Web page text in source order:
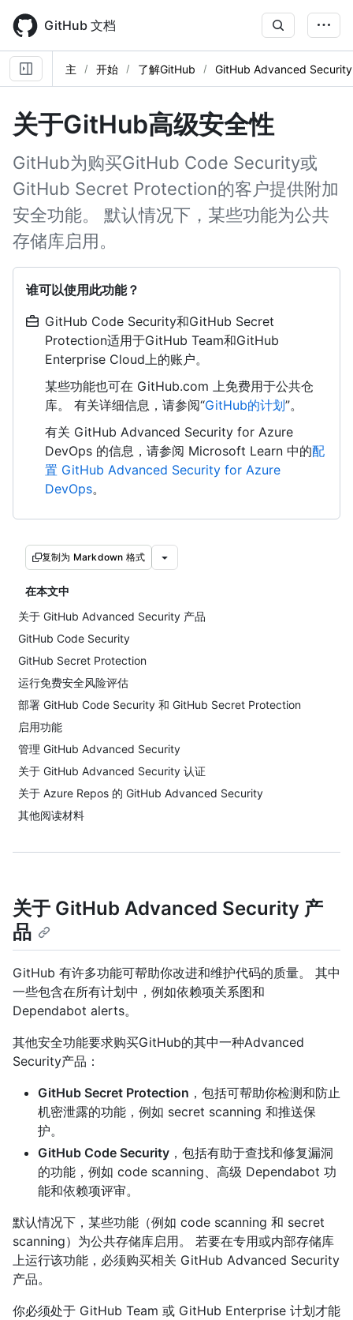
main
content
GitHub 文档
主 开始 了解GitHub GitHub Advanced Security
关于GitHub高级安全性
GitHub为购买GitHub Code Security或
GitHub Secret Protection的客户提供附加
安全功能。 默认情况下，某些功能为公共
存储库启用。
谁可以使用此功能？
GitHub Code Security和GitHub Secret
Protection适用于GitHub Team和GitHub
Enterprise Cloud上的账户。
某些功能也可在 GitHub.com 上免费用于公共仓
库。 有关详细信息，请参阅“GitHub的计划”。
有关 GitHub Advanced Security for Azure
DevOps 的信息，请参阅 Microsoft Learn 中的配
置 GitHub Advanced Security for Azure
DevOps。
复制为 Markdown 格式
在本文中
关于 GitHub Advanced Security 产品
GitHub Code Security
GitHub Secret Protection
运行免费安全风险评估
部署 GitHub Code Security 和 GitHub Secret Protection
启用功能
管理 GitHub Advanced Security
关于 GitHub Advanced Security 认证
关于 Azure Repos 的 GitHub Advanced Security
其他阅读材料
关于 GitHub Advanced Security 产
品
GitHub 有许多功能可帮助你改进和维护代码的质量。 其中
一些包含在所有计划中，例如依赖项关系图和
Dependabot alerts。
其他安全功能要求购买GitHub的其中一种Advanced
Security产品：
GitHub Secret Protection ，包括可帮助你检测和防止
机密泄露的功能，例如 secret scanning 和推送保
护。
GitHub Code Security ，包括有助于查找和修复漏洞
的功能，例如 code scanning、高级 Dependabot 功
能和依赖项评审。
默认情况下，某些功能（例如 code scanning 和 secret
scanning）为公共存储库启用。 若要在专用或内部存储库
上运行该功能，必须购买相关 GitHub Advanced Security
产品。
你必须处于 GitHub Team 或 GitHub Enterprise 计划才能